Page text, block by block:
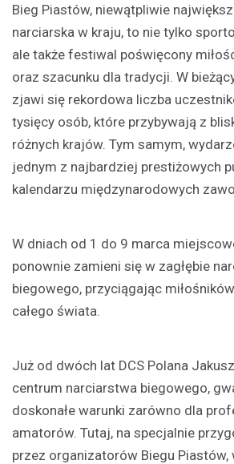
Bieg Piastów, niewątpliwie
narciarska w kraju, to nie tylko
ale także festiwal poświęcony
oraz szacunku dla tradycji. W
zjawi się rekordowa liczba
tysięcy osób, które przybywają z
różnych krajów. Tym samym,
jednym z najbardziej prestiżowych
kalendarzu międzynarodowych
W dniach od 1 do 9 marca
ponownie zamieni się w zagłębie
biegowego, przyciągając
całego świata.
Już od dwóch lat DCS Polana
centrum narciarstwa biegowego,
doskonałe warunki zarówno dla
amatorów. Tutaj, na specjalnie
przez organizatorów Biegu Piastów,